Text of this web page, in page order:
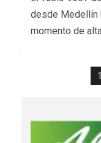
desde Medellín
momento de
1